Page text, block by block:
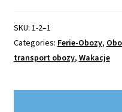
Namiotach
Mieszkalnych
quantity
SKU: 1-2–1
Categories: Ferie-Obozy,
transport obozy, Wakacje